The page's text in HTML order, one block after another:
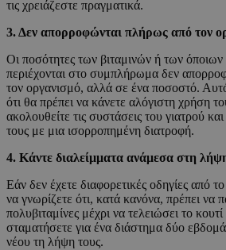
τις χρειάζεστε πραγματικά.
3. Δεν απορροφώνται πλήρως από τον
Οι ποσότητες των βιταμινών ή των
περιέχονται στο συμπλήρωμα δεν
τον οργανισμό, αλλά σε ένα ποσοστό.
ότι θα πρέπει να κάνετε αλόγιστη χρήση
ακολουθείτε τις συστάσεις του γιατρού
τους με μια ισορροπημένη διατροφή.
4. Κάντε διαλείμματα ανάμεσα στη
Εάν δεν έχετε διαφορετικές οδηγίες από
να γνωρίζετε ότι, κατά κανόνα, πρέπει να
πολυβιταμίνες μέχρι να τελειώσει το
σταματήσετε για ένα διάστημα δύο
νέου τη λήψη τους.